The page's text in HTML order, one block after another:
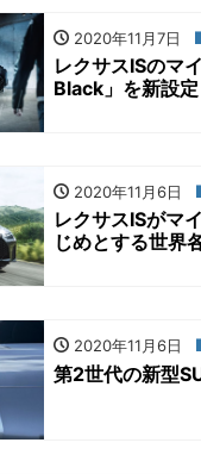
2020年11月7日
レクサスISのマ
Black」を新設定
2020年11月6日
レクサスISがマ
じめとする世界
2020年11月6日
第2世代の新型